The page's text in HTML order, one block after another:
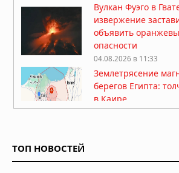
Вулкан Фуэго в
извержение
объявить
опасности
04.08.2026 в 11:33
Землетрясение
берегов Египта:
в Каире
Восточной Азии
ТОП НОВОСТЕЙ